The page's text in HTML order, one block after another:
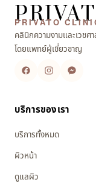
PRIVATO
คลินิกความงามและเวช
โดยแพทย์ผู้เชี่ยวชาญ
บริการของเรา
บริการทั้งหมด
ผิวหน้า
ดูแลผิว